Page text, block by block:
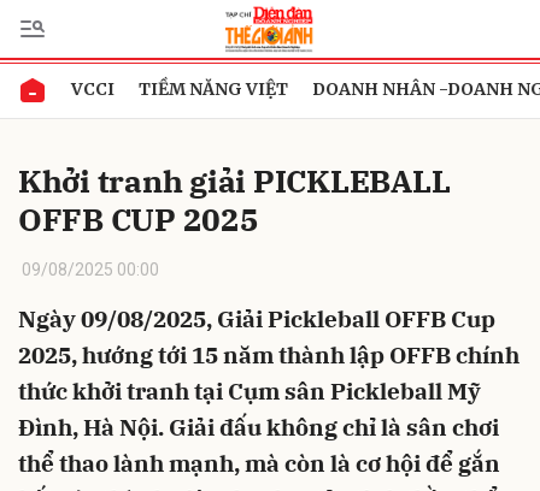
VCCI TIỀM NĂNG VIỆT DOANH NHÂN -DOANH
Khởi tranh giải PICKLEBALL
OFFB CUP 2025
09/08/2025 00:00
Ngày 09/08/2025, Giải Pickleball OFFB Cup
2025, hướng tới 15 năm thành lập OFFB chính
thức khởi tranh tại Cụm sân Pickleball Mỹ
Đình, Hà Nội. Giải đấu không chỉ là sân chơi
thể thao lành mạnh, mà còn là cơ hội để gắn
Gửi bình luận
Hủy Gửi